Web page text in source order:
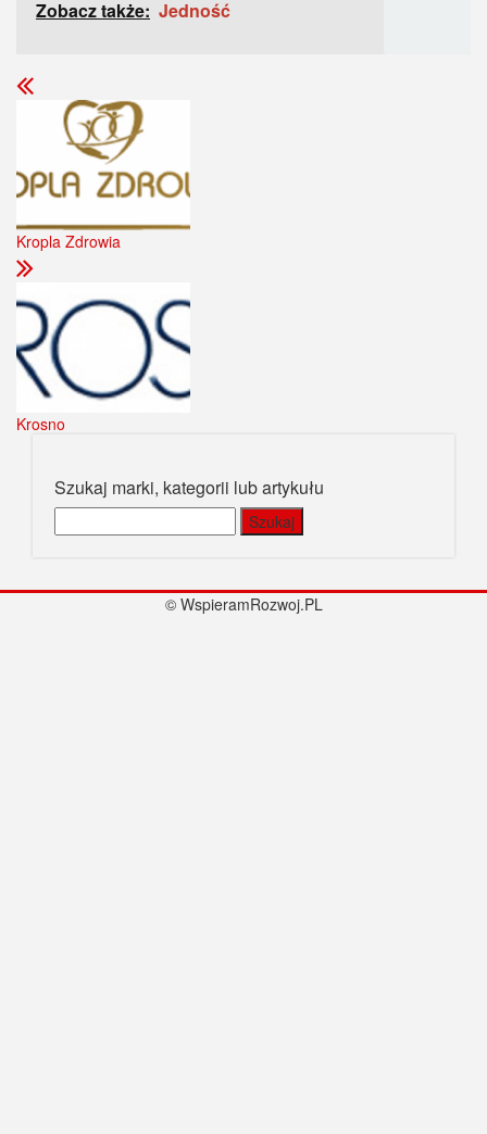
Zobacz także: Jedność
Kropla Zdrowia
Krosno
Szukaj marki, kategorii lub artykułu
© WspieramRozwoj.PL